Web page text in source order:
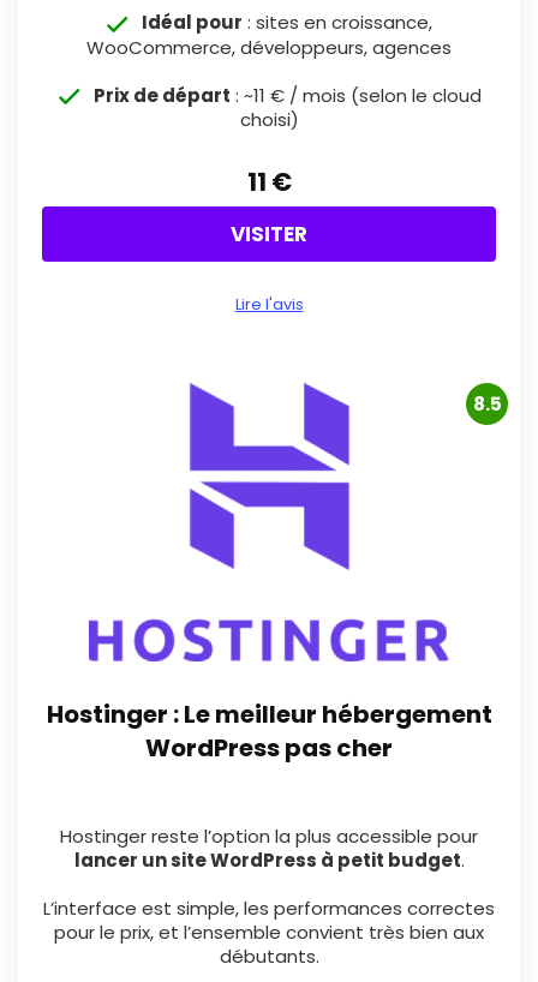
Idéal pour : sites en croissance,
WooCommerce, développeurs, agences
Prix de départ : ~11 € / mois (selon le cloud
choisi)
11 €
VISITER
Lire l'avis
8.5
Hostinger : Le meilleur hébergement
WordPress pas cher
Hostinger reste l’option la plus accessible pour
lancer un site WordPress à petit budget.
L’interface est simple, les performances correctes
pour le prix, et l’ensemble convient très bien aux
débutants.